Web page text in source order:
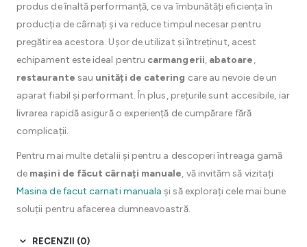
produs de înaltă performanță, ce va îmbunătăți eficiența în
producția de cârnați și va reduce timpul necesar pentru
pregătirea acestora. Ușor de utilizat și întreținut, acest
echipament este ideal pentru carmangerii, abatoare,
restaurante sau unități de catering care au nevoie de un
aparat fiabil și performant. În plus, prețurile sunt accesibile, iar
livrarea rapidă asigură o experiență de cumpărare fără
complicații.
Pentru mai multe detalii și pentru a descoperi întreaga gamă
de mașini de făcut cârnați manuale, vă invităm să vizitați
Masina de facut carnati manuala și să explorați cele mai bune
soluții pentru afacerea dumneavoastră.
RECENZII (0)